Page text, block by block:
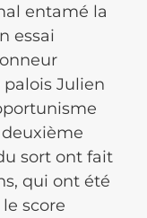
entamé la
essai
Julien
sort ont fait
qui ont été
score